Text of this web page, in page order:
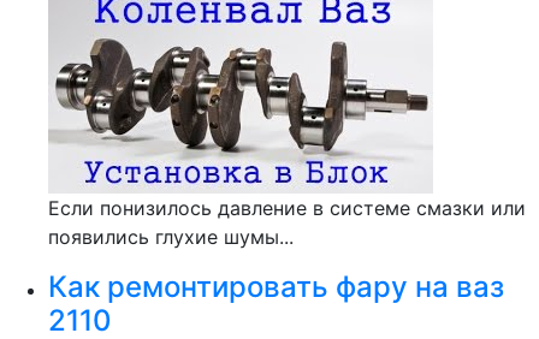
Если понизилось давление в системе смазки или
появились глухие шумы...
Как ремонтировать фару на ваз
2110